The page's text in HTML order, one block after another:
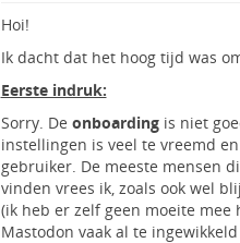
Hoi!
Ik dacht dat het hoog tijd was
Eerste indruk:
Sorry. De onboarding is niet
instellingen is veel te vreemd
gebruiker. De meeste mensen
vinden vrees ik, zoals ook wel
(ik heb er zelf geen moeite mee
Mastodon vaak al te